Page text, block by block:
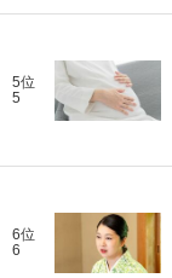
5位
5
6位
6